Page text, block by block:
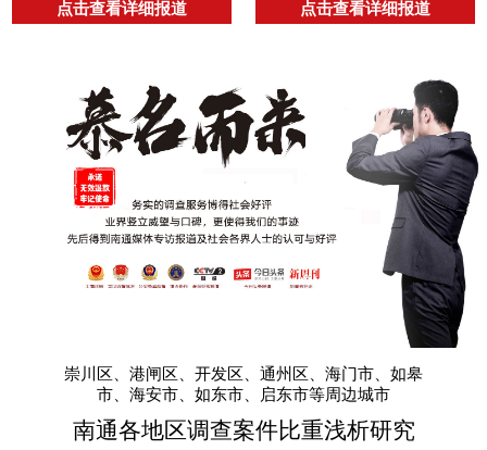
点击查看详细报道 点击查看详细报道
崇川区、港闸区、开发区、通州区、海门市、如皋
市、海安市、如东市、启东市等周边城市
南通各地区调查案件比重浅析研究